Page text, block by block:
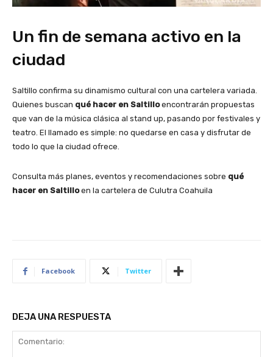
Un fin de semana activo en la
ciudad
Saltillo confirma su dinamismo cultural con una cartelera variada.
Quienes buscan qué hacer en Saltilloencontrarán propuestas
que van de la música clásica al stand up, pasando por festivales y
teatro. El llamado es simple: no quedarse en casa y disfrutar de
todo lo que la ciudad ofrece.
Consulta más planes, eventos y recomendaciones sobre qué
hacer en Saltilloen la cartelera de Culutra Coahuila
Facebook Twitter
DEJA UNA RESPUESTA